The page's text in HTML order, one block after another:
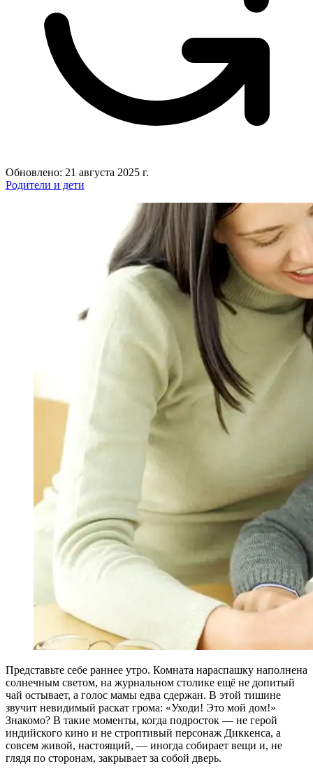
Обновлено: 21 августа 2025 г.
Родители и дети
Представьте себе раннее утро. Комната нараспашку наполнена
солнечным светом, на журнальном столике ещё не допитый
чай остывает, а голос мамы едва сдержан. В этой тишине
звучит невидимый раскат грома: «Уходи! Это мой дом!»
Знакомо? В такие моменты, когда подросток — не герой
индийского кино и не строптивый персонаж Диккенса, а
совсем живой, настоящий, — иногда собирает вещи и, не
глядя по сторонам, закрывает за собой дверь.